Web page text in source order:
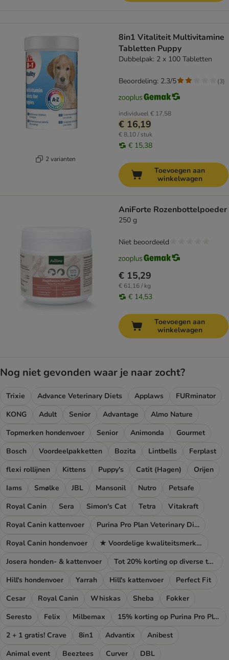
2 varianten
8in1 Vitaliteit Multivitamine
Tabletten Puppy
Dubbelpak: 2 x 100 Tabletten
individueel€ 17,58
€ 16,19
€ 8,10 / stuk
€ 15,38
Beoordeling: 2.3/5 (3)
Toevoegen aan
winkelwagen
AniForte Rozenbottelpoeder
250 g
€ 15,29
€ 61,16 / kg
€ 14,53
Niet beoordeeld
Toevoegen aan
winkelwagen
Nog niet gevonden waar je naar zocht?
Trixie Advance Veterinary Diets Applaws
FURminator
KONG
Adult Senior Advantage
Almo Nature
Topmerken hondenvoer
Senior Animonda
Gourmet
Bosch
Voordeelpakketten Bozita Lintbells
Ferplast
flexi rollijnen
Kittens Puppy's Catit (Hagen)
Orijen
Iams
Smølke JBL Mansonil Nutro
Petsafe
Royal Canin
Sera Simon's Cat Tetra
Vitakraft
Royal Canin kattenvoer
Purina Pro Plan Veterinary Diets
Royal Canin hondenvoer
★ Voordelige kwaliteitsmerken
Josera honden- & kattenvoer
Tot 20% korting op diverse topmerken!
Hill's hondenvoer
Yarrah Hill's kattenvoer
Perfect Fit
Cesar
Royal Canin Whiskas Sheba
Fokker
Seresto
Felix Milbemax
15% korting op Purina Pro Plan
2 + 1 gratis! Crave
8in1 Advantix
Anibest
Animal event
Beeztees Curver
DBL